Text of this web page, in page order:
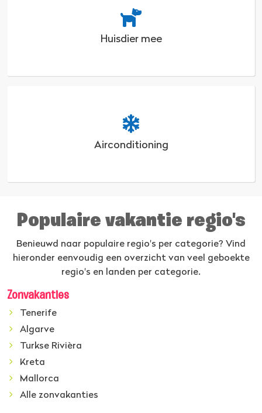
Huisdier mee
Airconditioning
Populaire vakantie regio's
Benieuwd naar populaire regio's per categorie? Vind
hieronder eenvoudig een overzicht van veel geboekte
regio's en landen per categorie.
Zonvakanties
Tenerife
Algarve
Turkse Rivièra
Kreta
Mallorca
Alle zonvakanties